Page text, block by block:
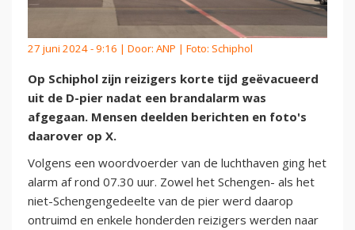
27 juni 2024 - 9:16 | Door: ANP | Foto: Schiphol
Op Schiphol zijn reizigers korte tijd geëvacueerd
uit de D-pier nadat een brandalarm was
afgegaan. Mensen deelden berichten en foto's
daarover op X.
Volgens een woordvoerder van de luchthaven ging het
alarm af rond 07.30 uur. Zowel het Schengen- als het
niet-Schengengedeelte van de pier werd daarop
ontruimd en enkele honderden reizigers werden naar